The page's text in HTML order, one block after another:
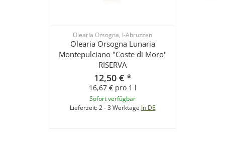
Olearia Orsogna, I-Abruzzen
Olearia Orsogna Lunaria
Montepulciano "Coste di Moro"
RISERVA
12,50 € *
16,67 € pro 1 l
Sofort verfügbar
Lieferzeit:2 - 3 Werktage In DE